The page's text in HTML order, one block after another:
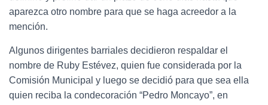
aparezca otro nombre para que se haga acreedor a la
mención.
Algunos dirigentes barriales decidieron respaldar el
nombre de Ruby Estévez, quien fue considerada por la
Comisión Municipal y luego se decidió para que sea ella
quien reciba la condecoración “Pedro Moncayo”, en